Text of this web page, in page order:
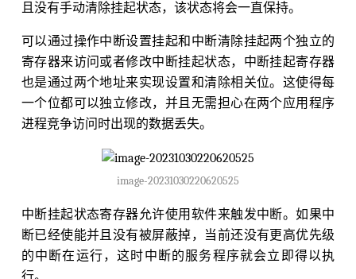
且没有手动清除挂起状态，该状态将会一直保持。
可以通过操作中断设置挂起和中断清除挂起两个独立的
寄存器来访问或者修改中断挂起状态，中断挂起寄存器
也是通过两个地址来实现设置和清除相关位。这使得每
一个位都可以独立修改，并且无需担心在两个应用程序
进程竞争访问时出现的数据丢失。
image-20231030220620525
中断挂起状态寄存器允许使用软件来触发中断。如果中
断已经使能并且没有被屏蔽掉，当前还没有更高优先级
的中断在运行，这时中断的服务程序就会立即得以执